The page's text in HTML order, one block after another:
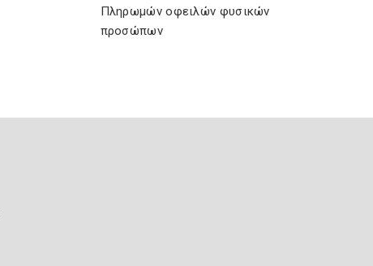
Πληρωμών οφειλών φυσικών
προσώπων